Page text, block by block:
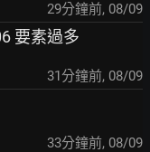
29分鐘前, 08/09
要素過多
31分鐘前, 08/09
33分鐘前, 08/09